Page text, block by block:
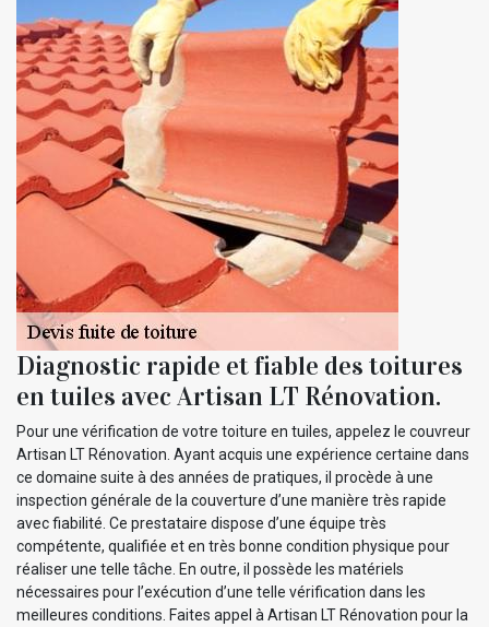
Diagnostic rapide et fiable des toitures
en tuiles avec Artisan LT Rénovation.
Pour une vérification de votre toiture en tuiles, appelez le couvreur
Artisan LT Rénovation. Ayant acquis une expérience certaine dans
ce domaine suite à des années de pratiques, il procède à une
inspection générale de la couverture d’une manière très rapide
avec fiabilité. Ce prestataire dispose d’une équipe très
compétente, qualifiée et en très bonne condition physique pour
réaliser une telle tâche. En outre, il possède les matériels
nécessaires pour l’exécution d’une telle vérification dans les
meilleures conditions. Faites appel à Artisan LT Rénovation pour la